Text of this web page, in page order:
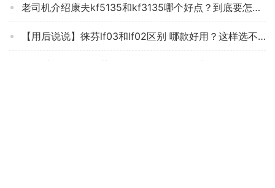
老司机介绍康夫kf5135和kf3135哪个好点？到底要怎么选择
【用后说说】徕芬lf03和lf02区别 哪款好用？这样选不盲目